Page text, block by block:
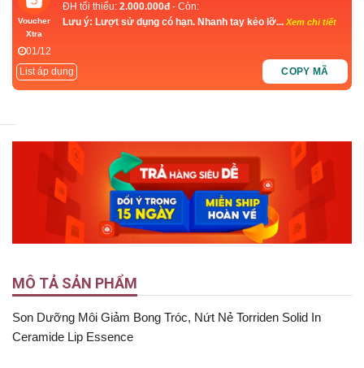
Voucher
Xtra
01/12
ĐH tối thiểu: 2.000.000đ - Còn:
Lưu ý: Lượt sử dụng có hạn. Nhanh tay kẻo lỡ...Xem chi tiết
List áp dụng COPY MÃ
MÔ TẢ SẢN PHẨM
Son Dưỡng Môi Giảm Bong Tróc, Nứt Nẻ Torriden Solid In
Ceramide Lip Essence